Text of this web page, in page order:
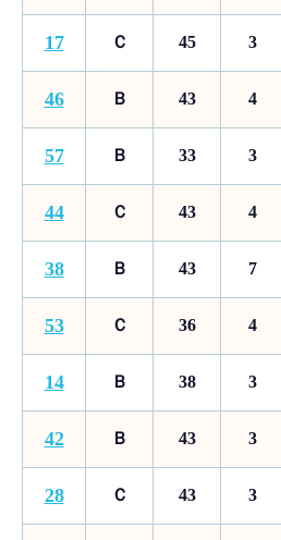
17 Ｃ 45 3
46 Ｂ 43 4
57 Ｂ 33 3
44 Ｃ 43 4
38 Ｂ 43 7
53 Ｃ 36 4
14 Ｂ 38 3
42 Ｂ 43 3
28 Ｃ 43 3